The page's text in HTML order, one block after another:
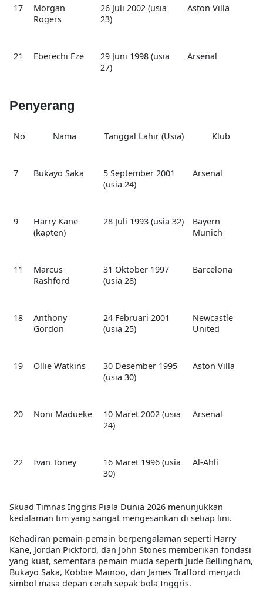
17
Morgan
Rogers
26 Juli 2002 (usia
23)
Aston Villa
21 Eberechi Eze
29 Juni 1998 (usia
27)
Arsenal
Penyerang
No Nama Tanggal Lahir (Usia) Klub
7 Bukayo Saka
5 September 2001
(usia 24)
Arsenal
9
Harry Kane
(kapten)
28 Juli 1993 (usia 32)
Bayern
Munich
11
Marcus
Rashford
31 Oktober 1997
(usia 28)
Barcelona
18
Anthony
Gordon
24 Februari 2001
(usia 25)
Newcastle
United
19 Ollie Watkins
30 Desember 1995
(usia 30)
Aston Villa
20 Noni Madueke
10 Maret 2002 (usia
24)
Arsenal
22 Ivan Toney
16 Maret 1996 (usia
30)
Al-Ahli
Skuad Timnas Inggris Piala Dunia 2026 menunjukkan
kedalaman tim yang sangat mengesankan di setiap lini.
Kehadiran pemain-pemain berpengalaman seperti Harry
Kane, Jordan Pickford, dan John Stones memberikan fondasi
yang kuat, sementara pemain muda seperti Jude Bellingham,
Bukayo Saka, Kobbie Mainoo, dan James Trafford menjadi
simbol masa depan cerah sepak bola Inggris.